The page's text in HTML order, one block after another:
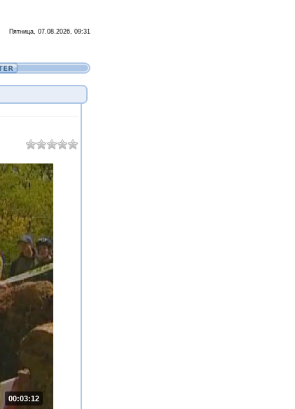
Пятница, 07.08.2026, 09:31
00:03:12